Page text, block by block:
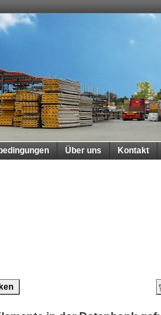
Über uns Kontakt